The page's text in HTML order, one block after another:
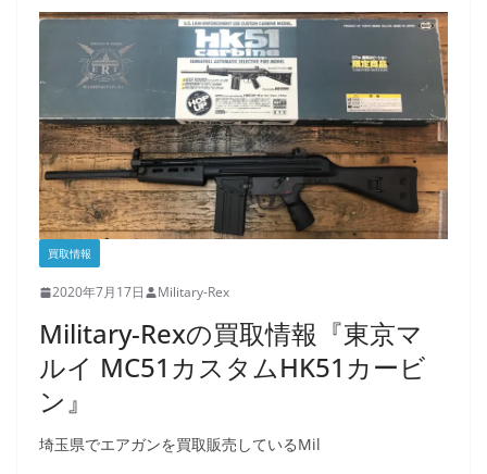
買取情報
2020年7月17日 Military-Rex
Military-Rexの買取情報『東京マ
ルイ MC51カスタムHK51カービ
ン』
埼玉県でエアガンを買取販売しているMil